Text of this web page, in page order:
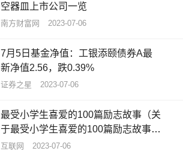
空器皿上市公司一览
南方财富网 2023-07-06
7月5日基金净值：工银添颐债券A最
新净值2.56，跌0.39%
证券之星 2023-07-06
最受小学生喜爱的100篇励志故事（关
于最受小学生喜爱的100篇励志故事介
绍）_全球资讯
互联网 2023-07-06